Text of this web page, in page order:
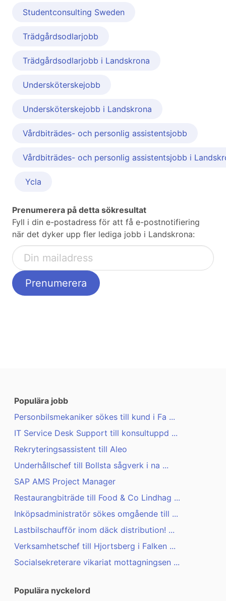
Studentconsulting Sweden
Trädgårdsodlarjobb
Trädgårdsodlarjobb i Landskrona
Undersköterskejobb
Undersköterskejobb i Landskrona
Vårdbiträdes- och personlig assistentsjobb
Vårdbiträdes- och personlig assistentsjobb i
Ycla
Prenumerera på detta sökresultat
Fyll i din e-postadress för att få e-postnotifiering
när det dyker upp fler lediga jobb i Landskrona:
Populära jobb
Personbilsmekaniker sökes till kund i Fa ...
IT Service Desk Support till konsultuppd ...
Rekryteringsassistent till Aleo
Underhållschef till Bollsta sågverk i na ...
SAP AMS Project Manager
Restaurangbiträde till Food & Co Lindhag ...
Inköpsadministratör sökes omgående till ...
Lastbilschaufför inom däck distribution! ...
Verksamhetschef till Hjortsberg i Falken ...
Socialsekreterare vikariat mottagningsen ...
Populära nyckelord